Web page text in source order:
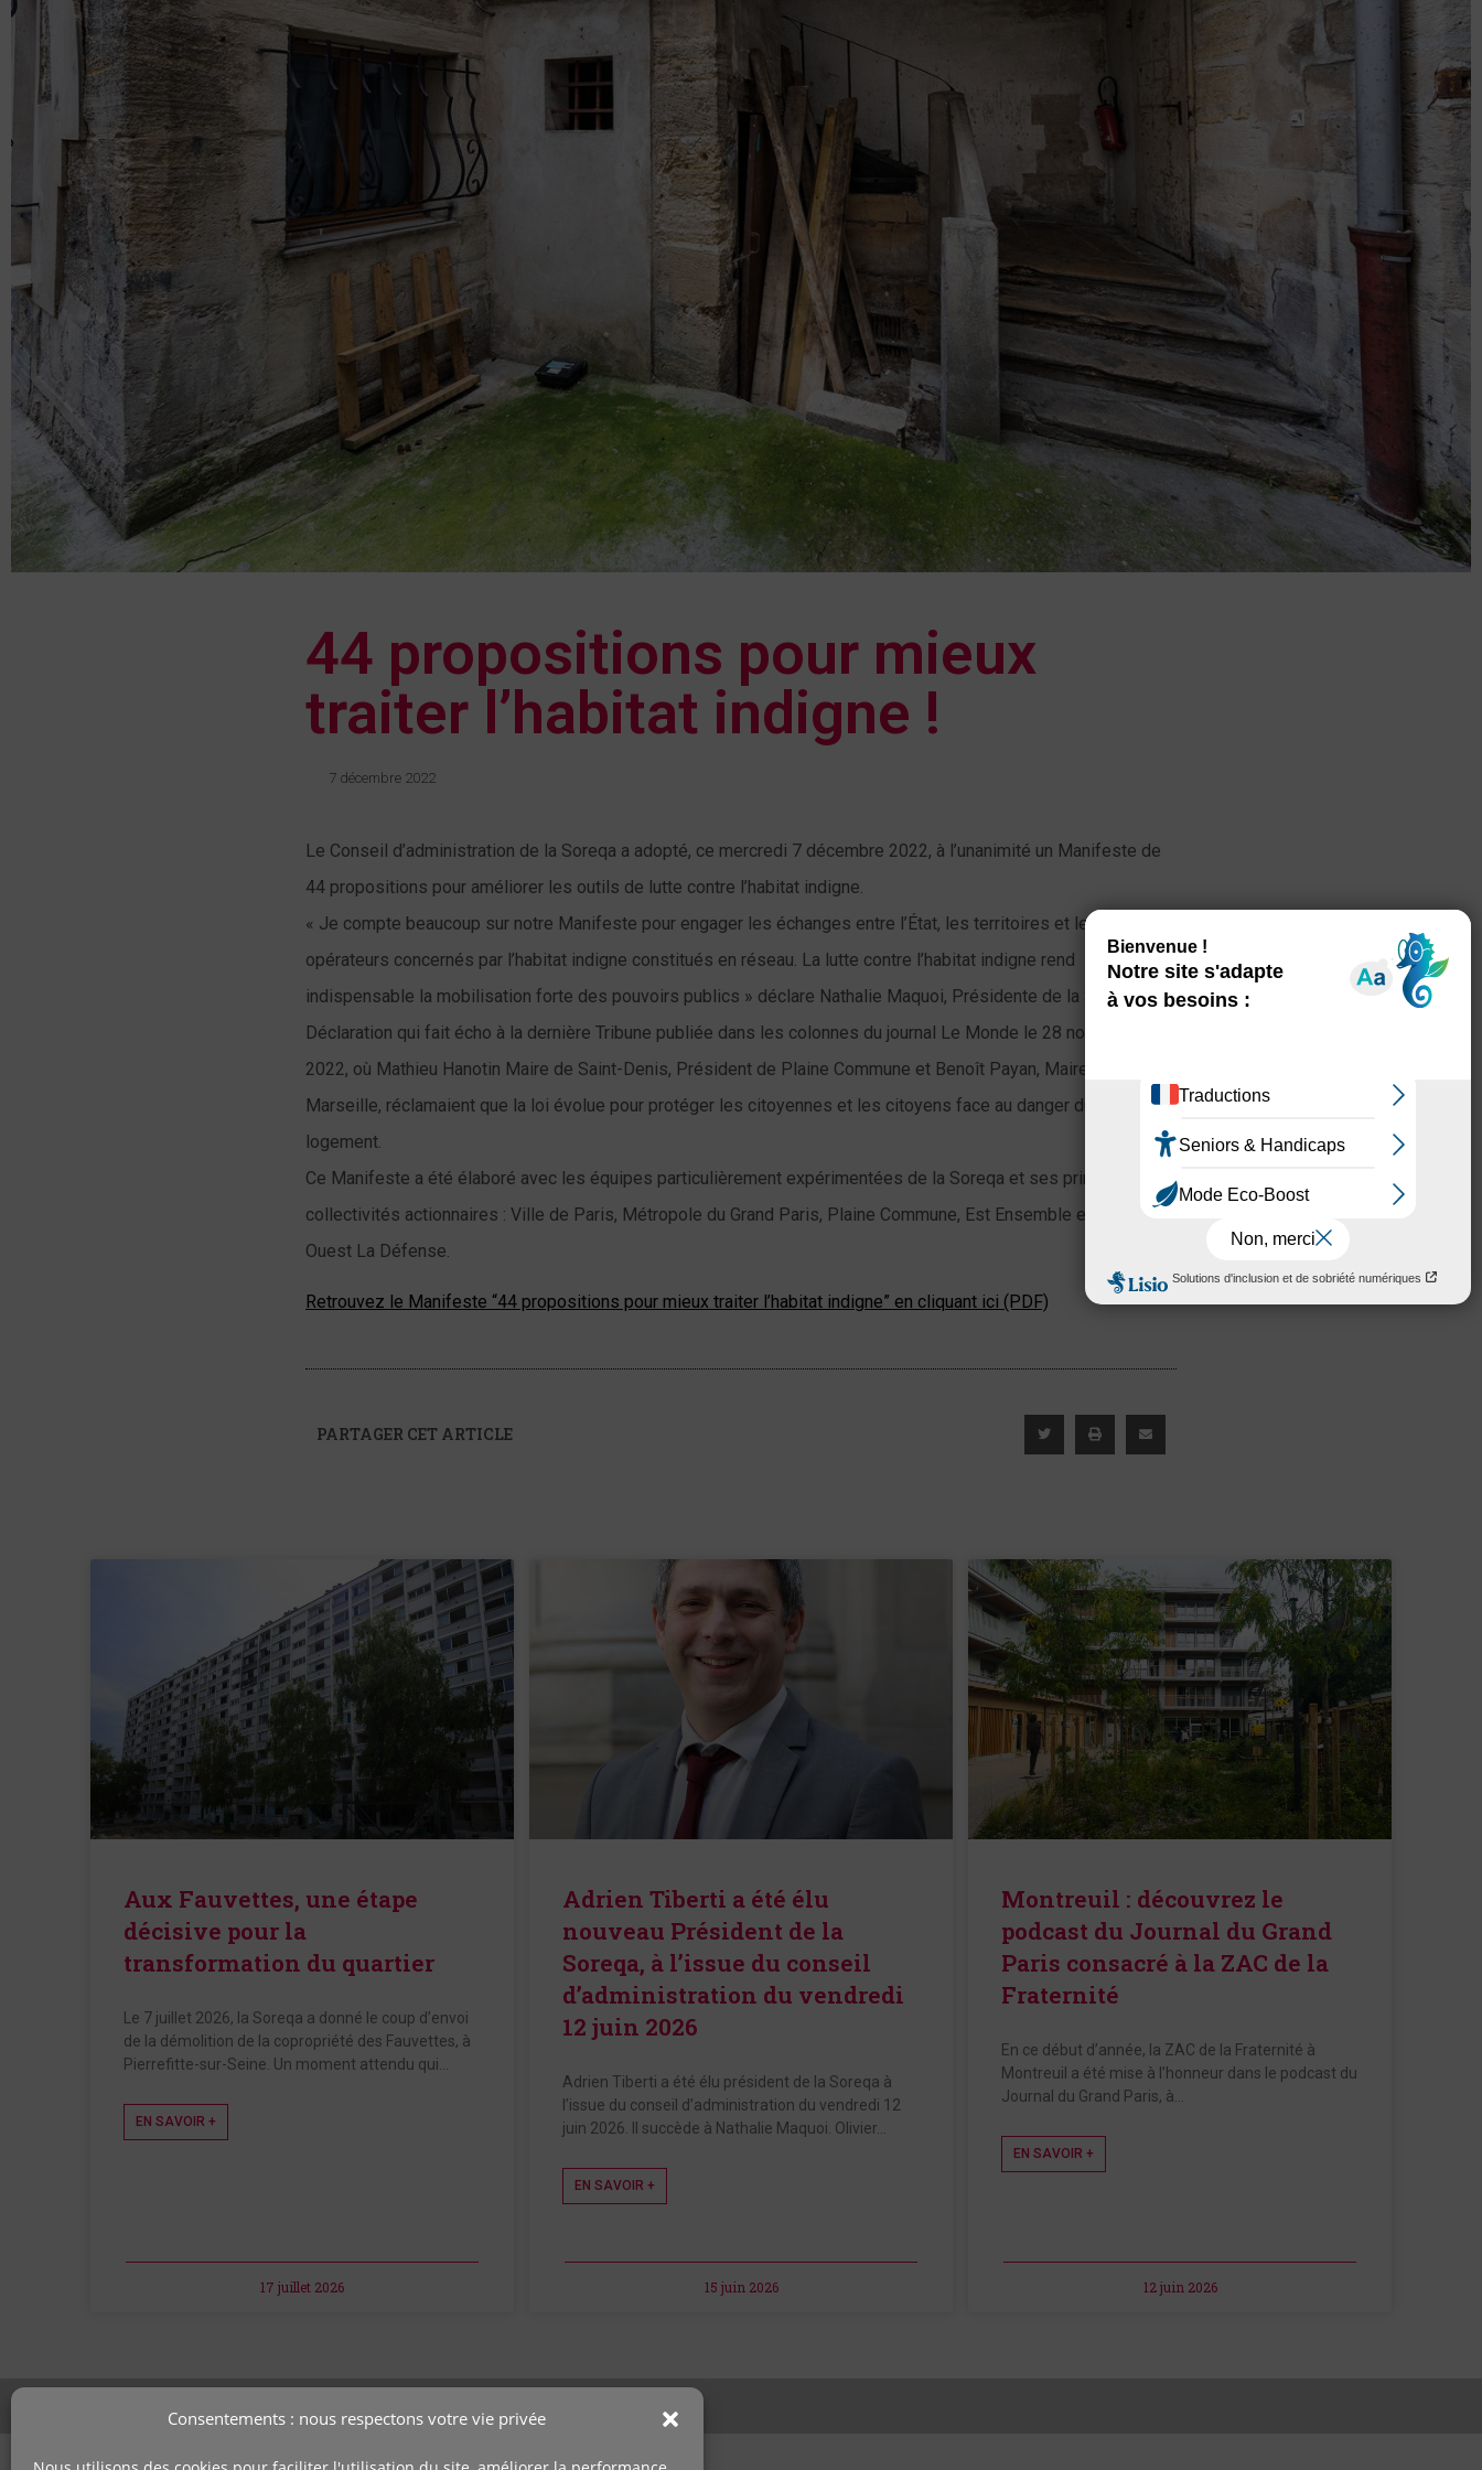
Consentements : nous respectons votre vie privée
44 propositions pour mieux
traiter l’habitat indigne !
7 décembre 2022
Le Conseil d’administration de la Soreqa a adopté, ce mercredi 7 décembre 2022, à l’unanimité un Manifeste de
44 propositions pour améliorer les outils de lutte contre l’habitat indigne.
« Je compte beaucoup sur notre Manifeste pour engager les échanges entre l’État, les territoires et les
opérateurs concernés par l’habitat indigne constitués en réseau. La lutte contre l’habitat indigne rend
indispensable la mobilisation forte des pouvoirs publics » déclare Nathalie Maquoi, Présidente de la Soreqa.
Déclaration qui fait écho à la dernière Tribune publiée dans les colonnes du journal Le Monde le 28 novembre
2022, où Mathieu Hanotin Maire de Saint-Denis, Président de Plaine Commune et Benoît Payan, Maire de
Marseille, réclamaient que la loi évolue pour protéger les citoyennes et les citoyens face au danger du mal-
logement.
Ce Manifeste a été élaboré avec les équipes particulièrement expérimentées de la Soreqa et ses principales
collectivités actionnaires : Ville de Paris, Métropole du Grand Paris, Plaine Commune, Est Ensemble et Paris
Ouest La Défense.
Retrouvez le Manifeste “44 propositions pour mieux traiter l’habitat indigne” en cliquant ici (PDF)
PARTAGER CET ARTICLE
Aux Fauvettes, une étape
décisive pour la
transformation du quartier
Le 7 juillet 2026, la Soreqa a donné le coup d’envoi
de la démolition de la copropriété des Fauvettes, à
Pierrefitte-sur-Seine. Un moment attendu qui…
EN SAVOIR +
17 juillet 2026
Adrien Tiberti a été élu
nouveau Président de la
Soreqa, à l’issue du conseil
d’administration du vendredi
12 juin 2026
Adrien Tiberti a été élu président de la Soreqa à
l’issue du conseil d’administration du vendredi 12
juin 2026. Il succède à Nathalie Maquoi. Olivier…
EN SAVOIR +
15 juin 2026
Montreuil : découvrez le
podcast du Journal du Grand
Paris consacré à la ZAC de la
Fraternité
En ce début d’année, la ZAC de la Fraternité à
Montreuil a été mise à l’honneur dans le podcast du
Journal du Grand Paris, à…
EN SAVOIR +
12 juin 2026